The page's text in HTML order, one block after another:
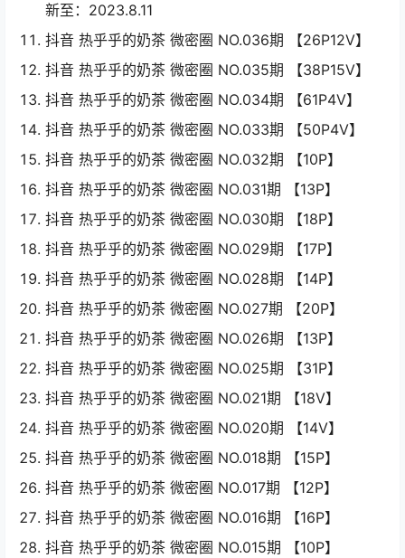
新至：2023.8.11
抖音 热乎乎的奶茶 微密圈 NO.036期 【26P12V】
抖音 热乎乎的奶茶 微密圈 NO.035期 【38P15V】
抖音 热乎乎的奶茶 微密圈 NO.034期 【61P4V】
抖音 热乎乎的奶茶 微密圈 NO.033期 【50P4V】
抖音 热乎乎的奶茶 微密圈 NO.032期 【10P】
抖音 热乎乎的奶茶 微密圈 NO.031期 【13P】
抖音 热乎乎的奶茶 微密圈 NO.030期 【18P】
抖音 热乎乎的奶茶 微密圈 NO.029期 【17P】
抖音 热乎乎的奶茶 微密圈 NO.028期 【14P】
抖音 热乎乎的奶茶 微密圈 NO.027期 【20P】
抖音 热乎乎的奶茶 微密圈 NO.026期 【13P】
抖音 热乎乎的奶茶 微密圈 NO.025期 【31P】
抖音 热乎乎的奶茶 微密圈 NO.021期 【18V】
抖音 热乎乎的奶茶 微密圈 NO.020期 【14V】
抖音 热乎乎的奶茶 微密圈 NO.018期 【15P】
抖音 热乎乎的奶茶 微密圈 NO.017期 【12P】
抖音 热乎乎的奶茶 微密圈 NO.016期 【16P】
抖音 热乎乎的奶茶 微密圈 NO.015期 【10P】